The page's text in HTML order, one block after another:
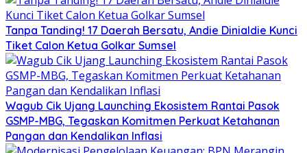
Tanpa Tanding! 17 Daerah Bersatu, Andie Dinialdie Kunci
Tiket Calon Ketua Golkar Sumsel
Wagub Cik Ujang Launching Ekosistem Rantai Pasok
GSMP-MBG, Tegaskan Komitmen Perkuat Ketahanan
Pangan dan Kendalikan Inflasi